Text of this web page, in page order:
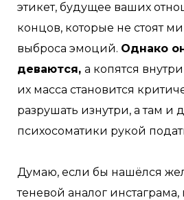
этикет, будущее ваших
концов, которые не стоят
выброса эмоций. Однако
деваются, а копятся
их масса становится
разрушать изнутри, а там и
психосоматики рукой
Думаю, если бы нашёлся
теневой аналог инстаграма,